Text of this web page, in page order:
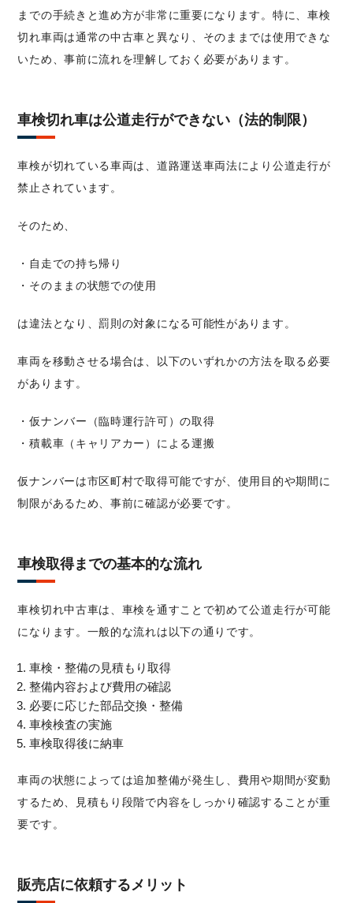
までの手続きと進め方が非常に重要になります。特に、車検
切れ車両は通常の中古車と異なり、そのままでは使用できな
いため、事前に流れを理解しておく必要があります。
車検切れ車は公道走行ができない（法的制限）
車検が切れている車両は、道路運送車両法により公道走行が
禁止されています。
そのため、
・自走での持ち帰り
・そのままの状態での使用
は違法となり、罰則の対象になる可能性があります。
車両を移動させる場合は、以下のいずれかの方法を取る必要
があります。
・仮ナンバー（臨時運行許可）の取得
・積載車（キャリアカー）による運搬
仮ナンバーは市区町村で取得可能ですが、使用目的や期間に
制限があるため、事前に確認が必要です。
車検取得までの基本的な流れ
車検切れ中古車は、車検を通すことで初めて公道走行が可能
になります。一般的な流れは以下の通りです。
車検・整備の見積もり取得
整備内容および費用の確認
必要に応じた部品交換・整備
車検検査の実施
車検取得後に納車
車両の状態によっては追加整備が発生し、費用や期間が変動
するため、見積もり段階で内容をしっかり確認することが重
要です。
販売店に依頼するメリット